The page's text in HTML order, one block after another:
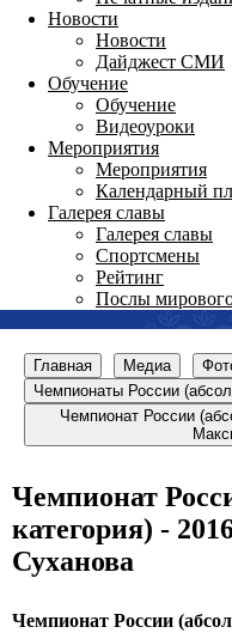
Новости
Новости
Дайджест СМИ
Обучение
Обучение
Видеоуроки
Мероприятия
Мероприятия
Календарный
Галерея славы
Галерея славы
Спортсмены
Рейтинг
Послы
Главная Медиа
Чемпионаты России
Чемпионат России
Чемпионат
категория) -
Суханова
Чемпионат России